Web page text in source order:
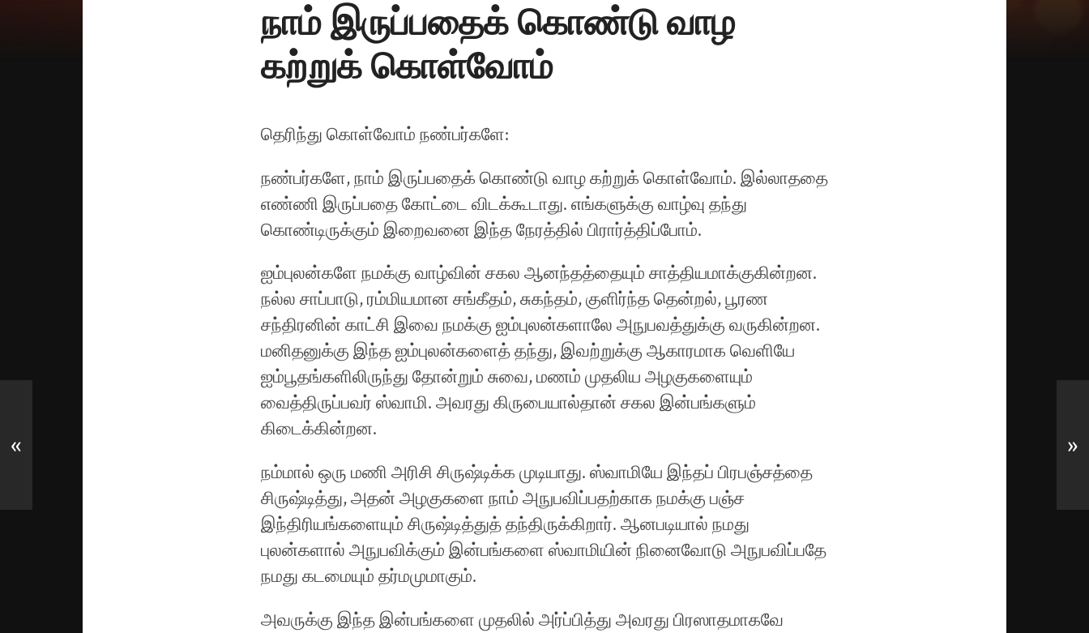
நாம் இருப்பதைக் கொண்டு வாழ
கற்றுக் கொள்வோம்
தெரிந்து கொள்வோம் நண்பர்களே:
நண்பர்களே, நாம் இருப்பதைக் கொண்டு வாழ கற்றுக் கொள்வோம். இல்லாததை
எண்ணி இருப்பதை கோட்டை விடக்கூடாது. எங்களுக்கு வாழ்வு தந்து
கொண்டிருக்கும் இறைவனை இந்த நேரத்தில் பிரார்த்திப்போம்.
ஐம்புலன்களே நமக்கு வாழ்வின் சகல ஆனந்தத்தையும் சாத்தியமாக்குகின்றன.
நல்ல சாப்பாடு, ரம்மியமான சங்கீதம், சுகந்தம், குளிர்ந்த தென்றல், பூரண
சந்திரனின் காட்சி இவை நமக்கு ஐம்புலன்களாலே அநுபவத்துக்கு வருகின்றன.
மனிதனுக்கு இந்த ஐம்புலன்களைத் தந்து, இவற்றுக்கு ஆகாரமாக வெளியே
ஐம்பூதங்களிலிருந்து தோன்றும் சுவை, மணம் முதலிய அழகுகளையும்
வைத்திருப்பவர் ஸ்வாமி. அவரது கிருபையால்தான் சகல இன்பங்களும்
கிடைக்கின்றன.
நம்மால் ஒரு மணி அரிசி சிருஷ்டிக்க முடியாது. ஸ்வாமியே இந்தப் பிரபஞ்சத்தை
சிருஷ்டித்து, அதன் அழகுகளை நாம் அநுபவிப்பதற்காக நமக்கு பஞ்ச
இந்திரியங்களையும் சிருஷ்டித்துத் தந்திருக்கிறார். ஆனபடியால் நமது
புலன்களால் அநுபவிக்கும் இன்பங்களை ஸ்வாமியின் நினைவோடு அநுபவிப்பதே
நமது கடமையும் தர்மமுமாகும்.
அவருக்கு இந்த இன்பங்களை முதலில் அர்ப்பித்து அவரது பிரஸாதமாகவே
« »